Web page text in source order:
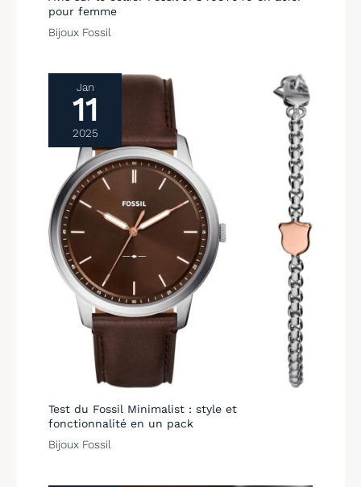
pour femme
Bijoux Fossil
Jan
11
2025
Test du Fossil Minimalist : style et
fonctionnalité en un pack
Bijoux Fossil